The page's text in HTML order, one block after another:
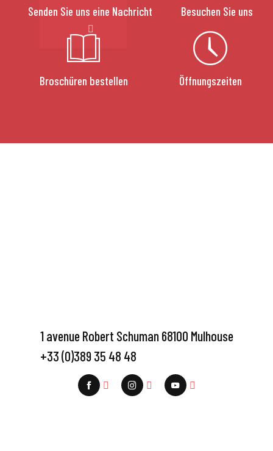
Senden Sie uns eine Nachricht Besuchen Sie uns
Broschüren bestellen Öffnungszeiten
1 avenue Robert Schuman 68100 Mulhouse
+33 (0)389 35 48 48